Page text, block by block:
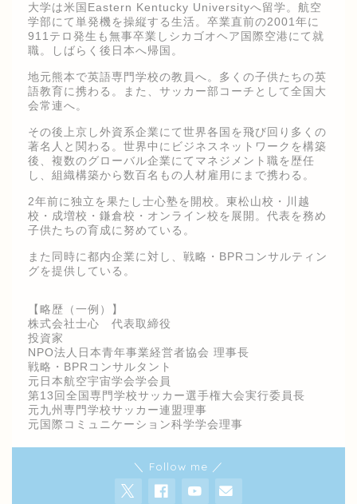
大学は米国Eastern Kentucky Universityへ留学。航空
学部にて単発機を操縦する生活。卒業直前の2001年に
911テロ発生も無事卒業しシカゴオヘア国際空港にて就
職。しばらく後日本へ帰国。
地元熊本で英語専門学校の教員へ。多くの子供たちの英
語教育に携わる。また、サッカー部コーチとして全国大
会常連へ。
その後上京し外資系企業にて世界各国を飛び回り多くの
著名人と関わる。世界中にビジネスネットワークを構築
後、複数のグローバル企業にてマネジメント職を歴任
し、組織構築から数百名もの人材雇用にまで携わる。
2年前に独立を果たし士心塾を開校。東松山校・川越
校・成増校・鎌倉校・オンライン校を展開。代表を務め
子供たちの育成に努めている。
また同時に都内企業に対し、戦略・BPRコンサルティン
グを提供している。
【略歴（一例）】
株式会社士心 代表取締役
投資家
NPO法人日本青年事業経営者協会 理事長
戦略・BPRコンサルタント
元日本航空宇宙学会学会員
第13回全国専門学校サッカー選手権大会実行委員長
元九州専門学校サッカー連盟理事
元国際コミュニケーション科学学会理事
＼ Follow me ／